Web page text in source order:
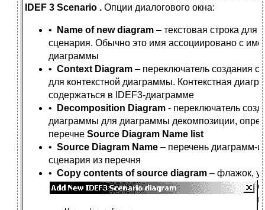
IDEF 3 Scenario . Опции диалогового окна:
• Name of new diagram – текстовая строка
сценария. Обычно это имя ассоциировано с
диаграммы
• Context Diagram – переключатель создания
для контекстной диаграммы. Контекстная
содержаться в IDEF3-диаграмме
•
Decomposition Diagram - переключатель
диаграммы для диаграммы декомпозиции,
перечне Source Diagram Name list
• Source Diagram Name – перечень диаграмм-
сценария из перечня
• Copy contents of source diagram – флажок, у